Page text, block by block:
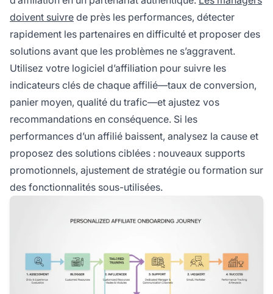
doivent suivre de près les performances, détecter
rapidement les partenaires en difficulté et proposer des
solutions avant que les problèmes ne s’aggravent.
Utilisez votre logiciel d’affiliation pour suivre les
indicateurs clés de chaque affilié—taux de conversion,
panier moyen, qualité du trafic—et ajustez vos
recommandations en conséquence. Si les
performances d’un affilié baissent, analysez la cause et
proposez des solutions ciblées : nouveaux supports
promotionnels, ajustement de stratégie ou formation sur
des fonctionnalités sous-utilisées.